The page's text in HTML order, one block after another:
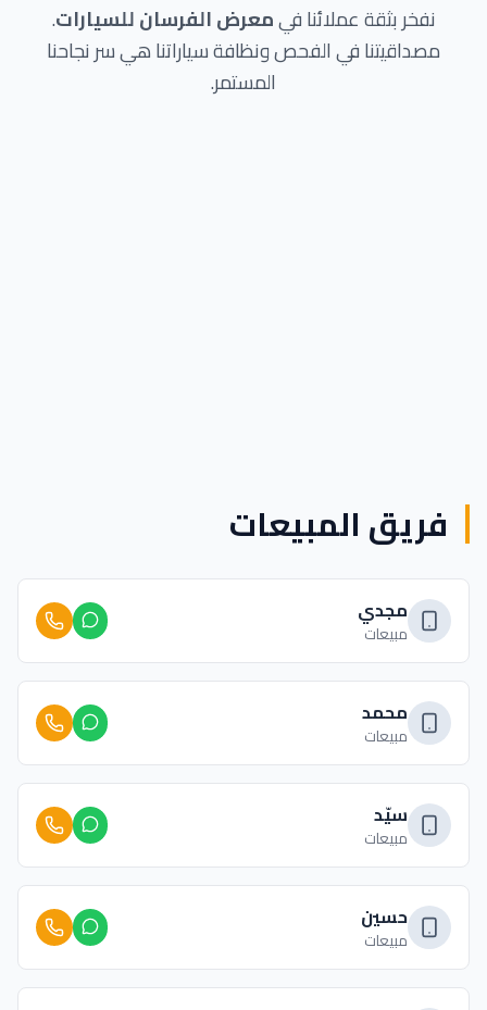
نفخر بثقة عملائنا فيمعرض الفرسان للسيارات.
مصداقيتنا في الفحص ونظافة سياراتنا هي سر نجاحنا
المستمر.
فريق المبيعات
مجدي
مبيعات
محمد
مبيعات
سيّد
مبيعات
حسين
مبيعات